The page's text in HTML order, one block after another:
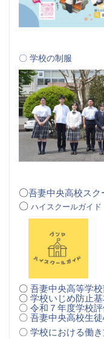
〇 学校の制服
〇吾妻中央高校スク
〇 ハイスクールガイド
〇吾妻中央高等学
〇学校いじめ防止基
〇令和７年度学校
〇吾妻中央高校生徒
〇学校における働